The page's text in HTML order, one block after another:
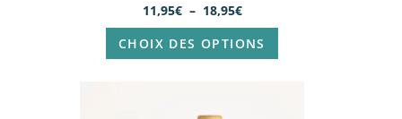
11,95€ – 18,95€
CHOIX DES OPTIONS